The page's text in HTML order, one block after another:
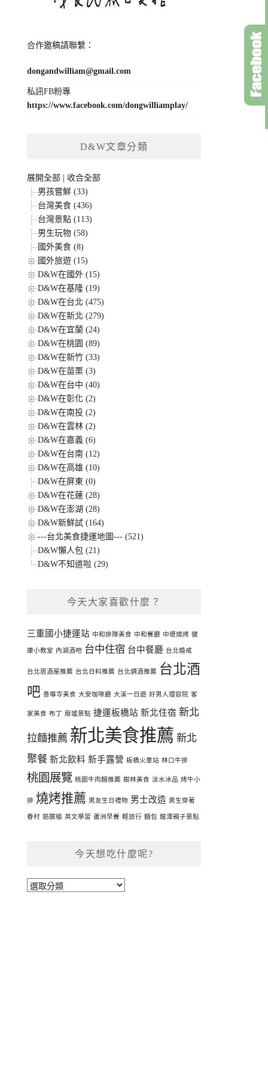
合作邀稿請聯繫：
dongandwilliam@gmail.com
私訊FB粉專
https://www.facebook.com/dongwilliamplay/
D&W文章分類
展開全部
收合全部
男孩嘗鮮 (33)
台灣美食 (436)
台灣景點 (113)
男生玩物 (58)
國外美食 (8)
國外旅遊 (15)
D&W在國外 (15)
D&W在基隆 (19)
D&W在台北 (475)
D&W在新北 (279)
D&W在宜蘭 (24)
D&W在桃園 (89)
D&W在新竹 (33)
D&W在苗栗 (3)
D&W在台中 (40)
D&W在彰化 (2)
D&W在南投 (2)
D&W在雲林 (2)
D&W在嘉義 (6)
D&W在台南 (12)
D&W在高雄 (10)
D&W在屏東 (0)
D&W在花蓮 (28)
D&W在澎湖 (28)
D&W新鮮試 (164)
---台北美食捷運地圖--- (521)
D&W懶人包 (21)
D&W不知道啦 (29)
今天大家喜歡什麼？
三重國小捷運站 中和排隊美食 中和餐廳 中壢燒烤 健
康小教室 內湖酒吧 台中住宿 台中餐廳 台北婚戒
台北居酒屋推薦 台北日料推薦 台北調酒推薦
台北酒
吧 善導寺美食 大安咖啡廳 大溪一日遊 好男人理容院 客
家美食 布丁 廢墟景點 捷運板橋站 新北住宿 新北
拉麵推薦 新北美食推薦 新北
聚餐 新北飲料 新手露營 板橋火車站 林口牛排
桃園展覽 桃園牛肉麵推薦 樹林美食 淡水冰品 烤牛小
排 燒烤推薦 男友生日禮物 男士改造 男生穿著
眷村 筋膜槍 英文學習 蘆洲早餐 輕旅行 麵包 龍潭親子景點
今天想吃什麼呢?
今